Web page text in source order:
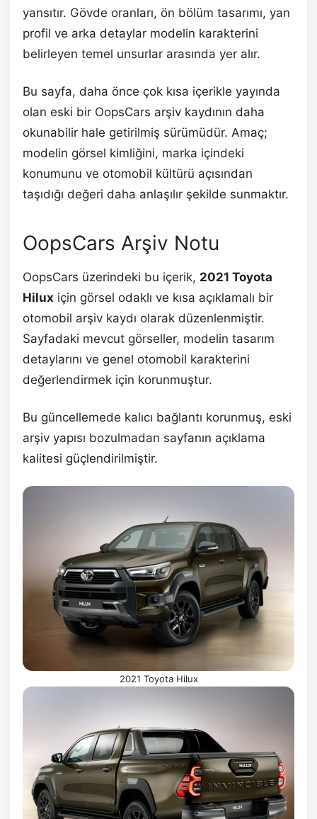
yansıtır. Gövde oranları, ön bölüm tasarımı, yan
profil ve arka detaylar modelin karakterini
belirleyen temel unsurlar arasında yer alır.
Bu sayfa, daha önce çok kısa içerikle yayında
olan eski bir OopsCars arşiv kaydının daha
okunabilir hale getirilmiş sürümüdür. Amaç;
modelin görsel kimliğini, marka içindeki
konumunu ve otomobil kültürü açısından
taşıdığı değeri daha anlaşılır şekilde sunmaktır.
OopsCars Arşiv Notu
OopsCars üzerindeki bu içerik, 2021 Toyota
Hilux için görsel odaklı ve kısa açıklamalı bir
otomobil arşiv kaydı olarak düzenlenmiştir.
Sayfadaki mevcut görseller, modelin tasarım
detaylarını ve genel otomobil karakterini
değerlendirmek için korunmuştur.
Bu güncellemede kalıcı bağlantı korunmuş, eski
arşiv yapısı bozulmadan sayfanın açıklama
kalitesi güçlendirilmiştir.
2021 Toyota Hilux